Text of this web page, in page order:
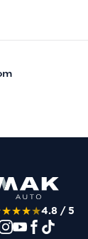
★★★★4.8 / 5